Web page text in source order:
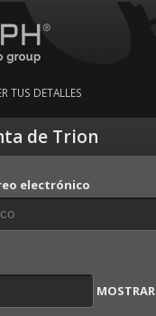
group
TUS DETALLES
de Trion
electrónico
MOSTRAR